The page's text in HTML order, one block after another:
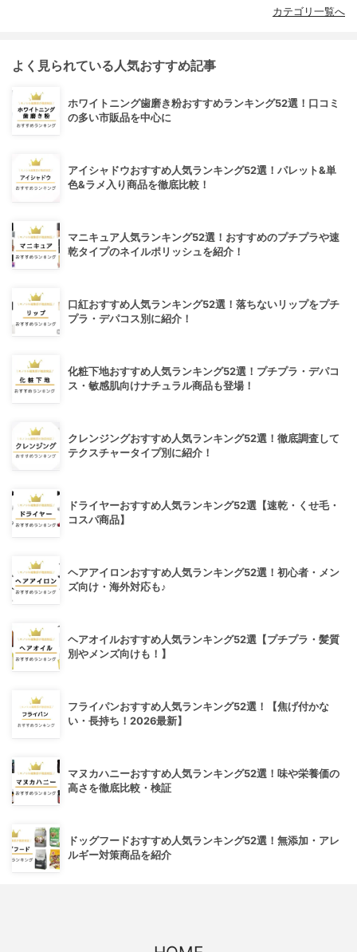
カテゴリ一覧へ
よく見られている人気おすすめ記事
ホワイトニング歯磨き粉おすすめランキング52選！口コミ
の多い市販品を中心に
アイシャドウおすすめ人気ランキング52選！パレット&単
色&ラメ入り商品を徹底比較！
マニキュア人気ランキング52選！おすすめのプチプラや速
乾タイプのネイルポリッシュを紹介！
口紅おすすめ人気ランキング52選！落ちないリップをプチ
プラ・デパコス別に紹介！
化粧下地おすすめ人気ランキング52選！プチプラ・デパコ
ス・敏感肌向けナチュラル商品も登場！
クレンジングおすすめ人気ランキング52選！徹底調査して
テクスチャータイプ別に紹介！
ドライヤーおすすめ人気ランキング52選【速乾・くせ毛・
コスパ商品】
ヘアアイロンおすすめ人気ランキング52選！初心者・メン
ズ向け・海外対応も♪
ヘアオイルおすすめ人気ランキング52選【プチプラ・髪質
別やメンズ向けも！】
フライパンおすすめ人気ランキング52選！【焦げ付かな
い・長持ち！2026最新】
マヌカハニーおすすめ人気ランキング52選！味や栄養価の
高さを徹底比較・検証
ドッグフードおすすめ人気ランキング52選！無添加・アレ
ルギー対策商品を紹介